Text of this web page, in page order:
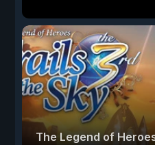
The Legend of